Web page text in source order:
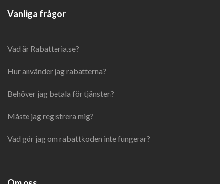
Vanliga frågor
Vad är Rabatteria.se?
Hur använder jag rabatterna?
Behöver jag betala för tjänsten?
Måste jag registrera mig?
Vad gör jag om rabattkoden inte fungerar?